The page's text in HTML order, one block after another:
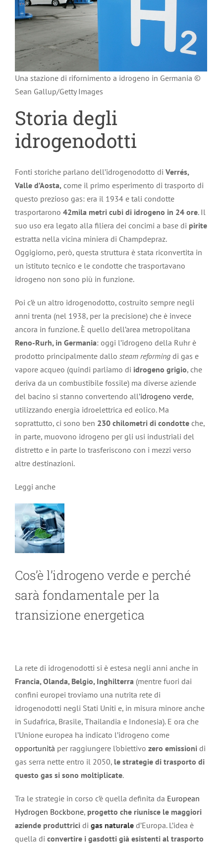
Una stazione di rifornimento a idrogeno in Germania ©
Sean Gallup/Getty Images
Storia degli
idrogenodotti
Fonti storiche parlano dell’idrogenodotto di Verrés,
Valle d’Aosta, come il primo esperimento di trasporto di
questo prezioso gas: era il 1934 e tali condotte
trasportarono 42mila metri cubi di idrogeno in 24 ore. Il
suo uso era legato alla filiera dei concimi a base di pirite
estratta nella vicina miniera di Champdepraz.
Oggigiorno, però, questa struttura è stata riconvertita in
un istituto tecnico e le condotte che trasportavano
idrogeno non sono più in funzione.
Poi c’è un altro idrogenodotto, costruito sempre negli
anni trenta (nel 1938, per la precisione) che è invece
ancora in funzione. È quello dell’area metropolitana
Reno-Rurh, in Germania: oggi l’idrogeno della Ruhr è
prodotto principalmente dallo steam reforming di gas e
vapore acqueo (quindi parliamo di idrogeno grigio, che
deriva da un combustibile fossile) ma diverse aziende
del bacino si stanno convertendo all’idrogeno verde,
utilizzando energia idroelettrica ed eolico. Ma
soprattutto, ci sono ben 230 chilometri di condotte che,
in parte, muovono idrogeno per gli usi industriali del
distretto e in parte lo trasferiscono con i mezzi verso
altre destinazioni.
Leggi anche
Cos’è l’idrogeno verde e perché
sarà fondamentale per la
transizione energetica
La rete di idrogenodotti si è estesa negli anni anche in
Francia, Olanda, Belgio, Inghilterra (mentre fuori dai
confini europei troviamo una nutrita rete di
idrogenodotti negli Stati Uniti e, in misura minore anche
in Sudafrica, Brasile, Thailandia e Indonesia). E ora che
l’Unione europea ha indicato l’idrogeno come
opportunità per raggiungere l’obiettivo zero emissioni di
gas serra nette entro il 2050, le strategie di trasporto di
questo gas si sono moltiplicate.
Tra le strategie in corso c’è quella definita da European
Hydrogen Bockbone, progetto che riunisce le maggiori
aziende produttrici di gas naturale d’Europa. L’idea è
quella di convertire i gasdotti già esistenti al trasporto